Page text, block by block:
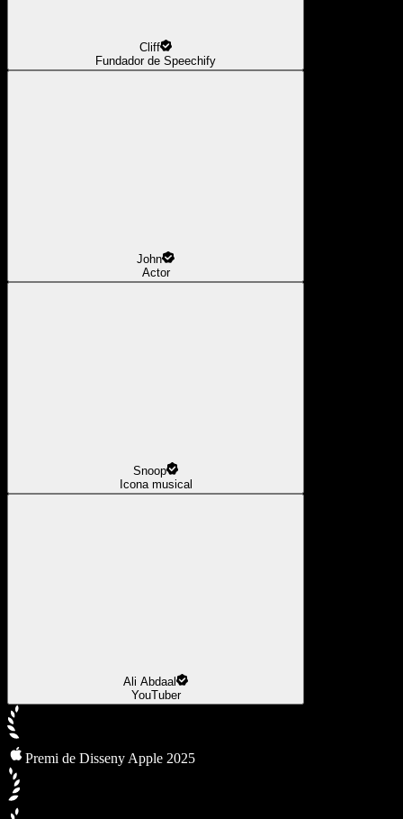
Cliff
Fundador de Speechify
John
Actor
Snoop
Icona musical
Ali Abdaal
YouTuber
Premi de Disseny Apple 2025